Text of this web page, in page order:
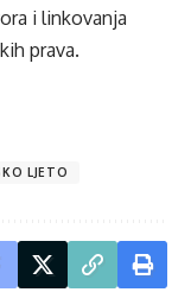
i linkovanja
prava.
LJETO